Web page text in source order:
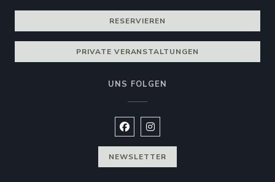
RESERVIEREN
PRIVATE VERANSTALTUNGEN
UNS FOLGEN
Facebook ((öffnet ein neues
Instagram ((öffnet ein neues
NEWSLETTER